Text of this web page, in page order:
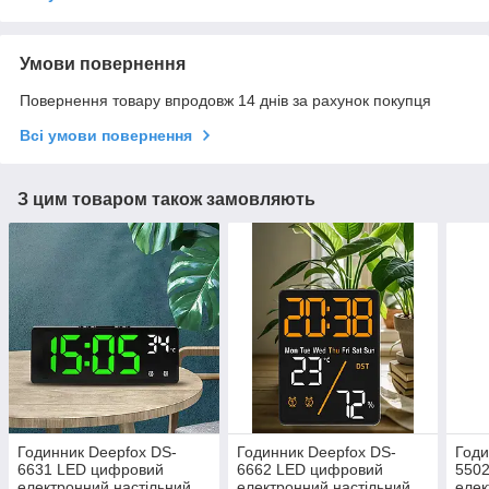
Умови повернення
Повернення товару впродовж 14 днів за рахунок покупця
Всі умови повернення
З цим товаром також замовляють
Годинник Deepfox DS-
6631 LED цифровий
Годинник Deepfox DS-
6662 LED цифровий